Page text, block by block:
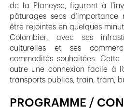
de la Planeyse, figurant à
pâturages secs
être rejointes en quelques
Colombier, avec ses
culturelles et ses
commodités souhaitées.
outre une connexion facile à
transports publics, train, tram,
PROGRAMME /